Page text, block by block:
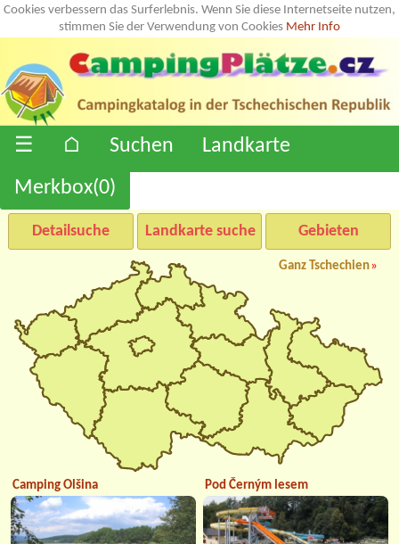
Cookies verbessern das Surferlebnis. Wenn Sie diese Internetseite nutzen,
stimmen Sie der Verwendung von Cookies Mehr Info
☰ ⌂ Suchen
Landkarte
Merkbox(0)
Detailsuche Landkarte suche Gebieten
Ganz Tschechien»
Camping Olšina Pod Černým lesem